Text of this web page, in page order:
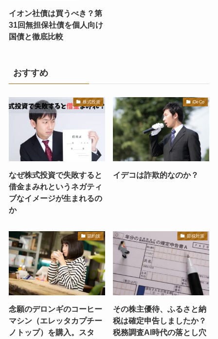
イオン社債は買うべき？第
31回無担保社債を個人向け
国債と徹底比較
おすすめ
株式投資
なぜ株式投資で失敗すると
借金まみれというネガティ
ブなイメージが生まれるの
か
iDeCo
イデコは詐欺的なのか？
節約技
念願のデロンギのコーヒー
マシン（エレッタカプチー
ノトップ）を購入。スタ
節税対策
その株主優待、ふるさと納
税は確定申告しましたか？
税務調査AI時代の落とし穴